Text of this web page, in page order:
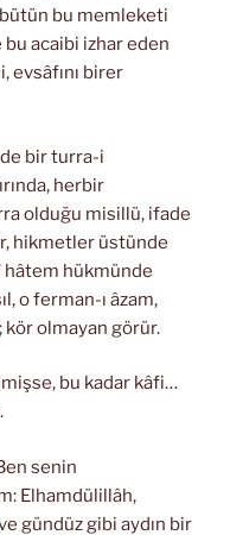
bu memleketi
bu acaibi izhar eden
evsâfını birer
bir turra-i
herbir
olduğu misillü, ifade
hikmetler üstünde
hâtem hükmünde
o ferman-ı âzam,
kör olmayan görür.
bu kadar kâfi…
senin
Elhamdülillâh,
gündüz gibi aydın bir